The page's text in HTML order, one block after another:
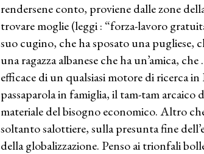
rendersene conto, proviene dalle zone
trovare moglie (leggi : “forza-lavoro
suo cugino, che ha sposato una pugliese,
una ragazza albanese che ha un’amica,
efficace di un qualsiasi motore di ricerca
passaparola in famiglia, il tam-tam
materiale del bisogno economico. Altro
soltanto salottiere, sulla presunta fine
della globalizzazione. Penso ai trionfali